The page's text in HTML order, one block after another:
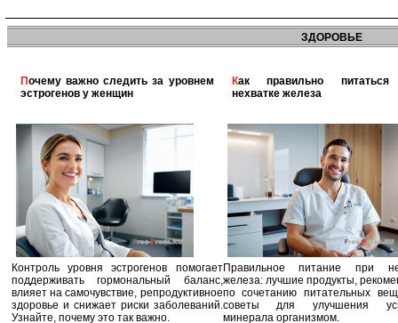
ЗДОРОВЬЕ
Почему важно следить за уровнем
эстрогенов у женщин
Контроль уровня эстрогенов помогает
поддерживать гормональный баланс,
влияет на самочувствие, репродуктивное
здоровье и снижает риски заболеваний.
Узнайте, почему это так важно.
Как правильно питаться при
нехватке железа
Правильное питание при
железа: лучшие продукты,
по сочетанию питательных
советы для улучшения
минерала организмом.